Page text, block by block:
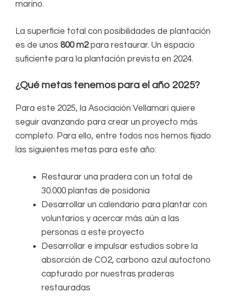
marino.
La superficie total con posibilidades de plantación
es de unos 800 m2para restaurar. Un espacio
suficiente para la plantación prevista en 2024.
¿Qué metas tenemos para el año 2025?
Para este 2025, la Asociación Vellamari quiere
seguir avanzando para crear un proyecto más
completo. Para ello, entre todos nos hemos fijado
las siguientes metas para este año:
Restaurar una pradera con un total de
30.000 plantas de posidonia
Desarrollar un calendario para plantar con
voluntarios y acercar más aún a las
personas a este proyecto
Desarrollar e impulsar estudios sobre la
absorción de CO2, carbono azul autoctono
capturado por nuestras praderas
restauradas